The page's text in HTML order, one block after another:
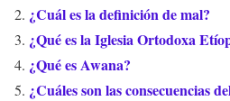
¿Cuál es la definición de mal?
¿Qué es la Iglesia Ortodoxa
¿Qué es Awana?
¿Cuáles son las consecuencias